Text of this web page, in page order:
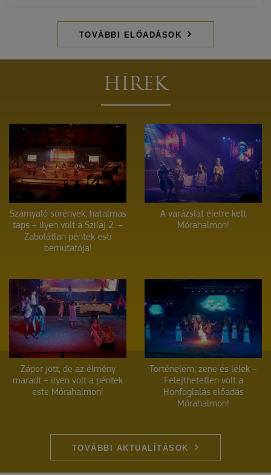
TOVÁBBI ELŐADÁSOK
HÍREK
Szárnyaló sörények, hatalmas
taps – ilyen volt a Szilaj 2. –
Zabolátlan péntek esti
bemutatója!
A varázslat életre kelt
Mórahalmon!
Zápor jött, de az élmény
maradt – ilyen volt a péntek
este Mórahalmon!
Történelem, zene és lélek –
Felejthetetlen volt a
Honfoglalás előadás
Mórahalmon!
TOVÁBBI AKTUALÍTÁSOK